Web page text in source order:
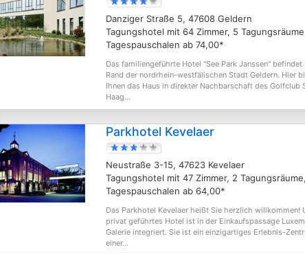
Danziger Straße 5, 47608 Geldern
Tagungshotel mit 64 Zimmer, 5
Tagespauschalen ab 74,00*
Das familiengeführte Hotel "See Park Janssen" befindet
Rand der nordrhein-westfälischen Stadt Geldern. Hier
Ihnen das Haus in direkter Nachbarschaft des Golfclub
Haag...
Parkhotel Kevelaer
Neustraße 3-15, 47623 Kevelaer
Tagungshotel mit 47 Zimmer, 2 Tagungsräume,
Tagespauschalen ab 64,00*
Das Parkhotel Kevelaer heißt Sie herzlich willkommen!
privat geführtes Hotel ist in der Einkaufspassage
Galerie integriert. Sie ist ein einzigartiges Erlebnis-
einer...